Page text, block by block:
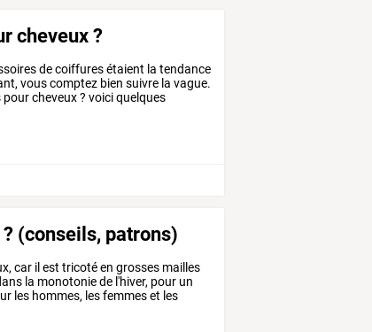
cheveux ?
decoiffuresétaient la tendance
vouscomptez bien suivre la vague.
pourcheveux? voiciquelques
(conseils, patrons)
car il est tricotéen grosses mailles
la monotoniede l'hiver, pour un
les hommes, lesfemmeset les